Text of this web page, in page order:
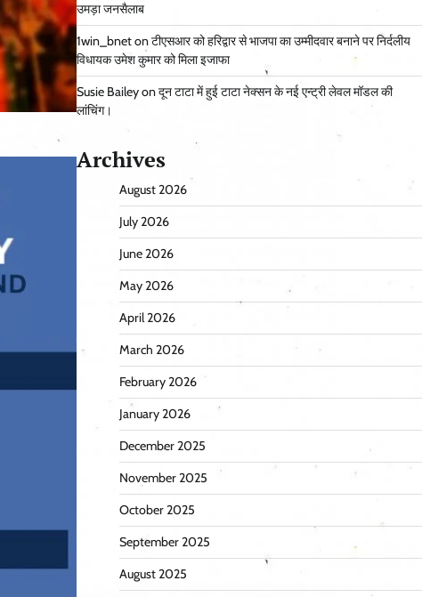
उमड़ा जनसैलाब
1win_bnetonटीएसआर को हरिद्वार से भाजपा का उम्मीदवार बनाने पर निर्दलीय
विधायक उमेश कुमार को मिला इजाफा
Susie Baileyonदून टाटा में हुई टाटा नेक्सन के नई एन्ट्री लेवल मॉडल की
लांचिंग।
Archives
August 2026
July 2026
June 2026
May 2026
April 2026
March 2026
February 2026
January 2026
December 2025
November 2025
October 2025
September 2025
August 2025